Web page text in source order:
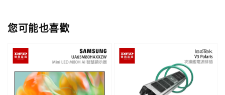
您可能也喜歡